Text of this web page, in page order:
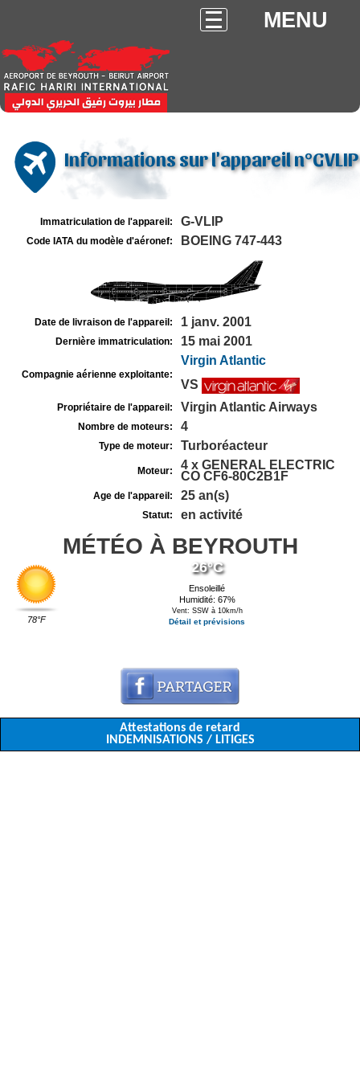
MENU
Informations sur l'appareil n°GVLIP
Immatriculation de l'appareil: G-VLIP
Code IATA du modèle d'aéronef: BOEING 747-443
Date de livraison de l'appareil: 1 janv. 2001
Dernière immatriculation: 15 mai 2001
Compagnie aérienne exploitante:
Virgin Atlantic
VS
Propriétaire de l'appareil: Virgin Atlantic Airways
Nombre de moteurs: 4
Type de moteur: Turboréacteur
Moteur:
4 x GENERAL ELECTRIC
CO CF6-80C2B1F
Age de l'appareil: 25 an(s)
Statut: en activité
MÉTÉO À BEYROUTH
78°F
26°C
Ensoleillé
Humidité: 67%
Vent: SSW à 10km/h
Détail et prévisions
Attestations de retard
INDEMNISATIONS / LITIGES